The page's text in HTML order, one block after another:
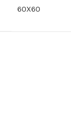
60X60